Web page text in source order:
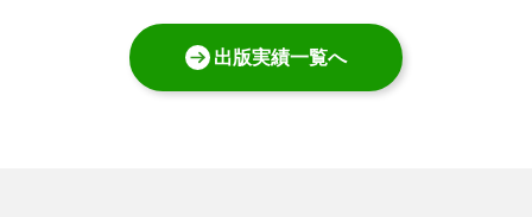
出版実績一覧へ